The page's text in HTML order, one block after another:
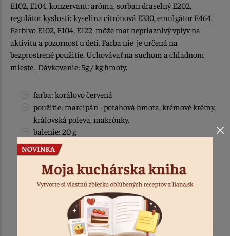
E102, E104, konzervant: aróma, sorban draselný E202,
regulátor kyslosti: kyselina citrónová E330, emulgátor E464.
Farbivo E102, E104, E122 môže mať nepriaznivý vplyv na
aktivitu a pozornosť u detí. Farba nie je určená na
bezprostrené použitie. Uchovávať na suchom a chladnom
mieste. Dávkovanie: 5g / kg hmoty.
farba: korálovo červená
použitie: marcipán - poťahová hmota, krémové krémy,
kráľovská poleva, makrónky.
balenie: 20 g
krajina pôvodu / vyrobené: v EU